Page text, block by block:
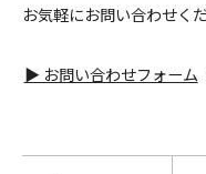
お気軽にお問い合わせくだ
▶ お問い合わせフォーム